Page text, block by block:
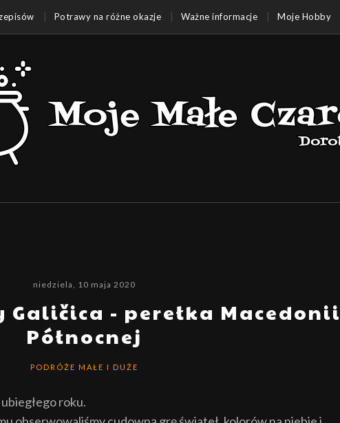
Potrawy na różne okazje Ważne informacje Moje Hobby
niedziela, 10 maja 2020
Galičica - perełka Macedonii
Północnej
PODRÓŻE MAŁE I DUŻE
roku.